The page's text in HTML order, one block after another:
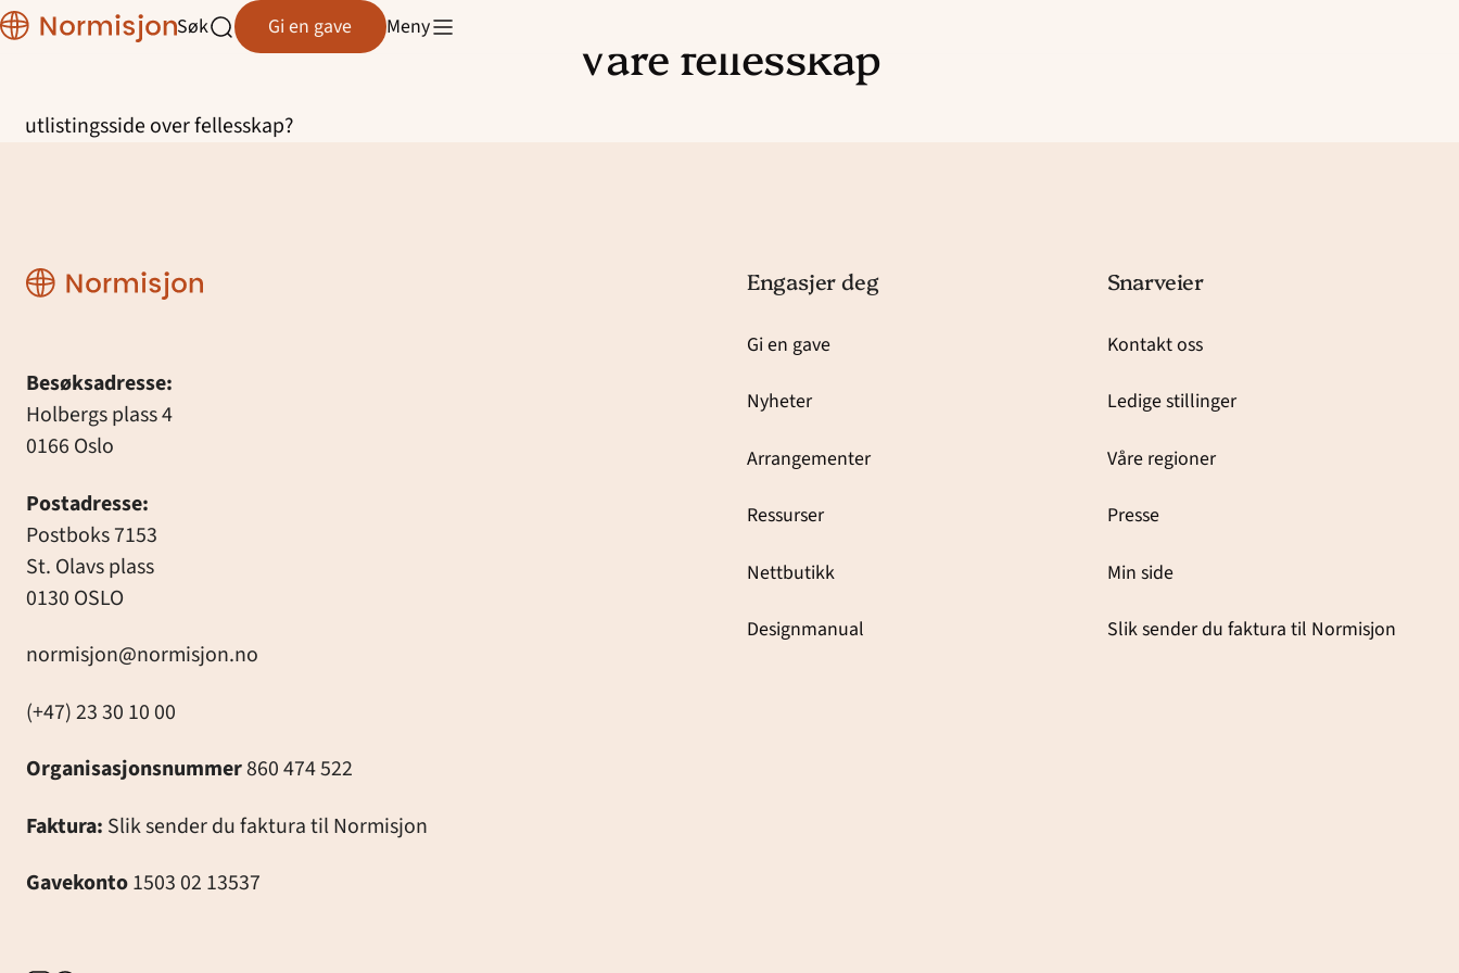
innhold
Normisjon
Åpne
Søk Gi en gave Meny
Normisjon Telemark Våre fellesskap
utlistingsside over fellesskap?
Normisjon
Besøksadresse:
Holbergs plass 4
0166 Oslo
Postadresse:
Postboks 7153
St. Olavs plass
0130 OSLO
normisjon@normisjon.no
(+47) 23 30 10 00
Organisasjonsnummer860 474 522
Faktura: Slik sender du faktura til Normisjon
Gavekonto1503 02 13537
Engasjer deg
Gi en gave
Nyheter
Arrangementer
Ressurser
Nettbutikk
Designmanual
Snarveier
Kontakt oss
Ledige stillinger
Våre regioner
Presse
Min side
Slik sender du faktura til Normisjon